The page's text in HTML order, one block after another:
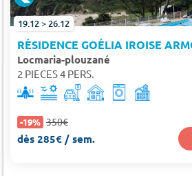
19.12 > 26.12
RÉSIDENCE GOÉLIA IROISE
Locmaria-plouzané
2 PIECES 4 PERS.
-19% 350€
dès 285€ / sem.